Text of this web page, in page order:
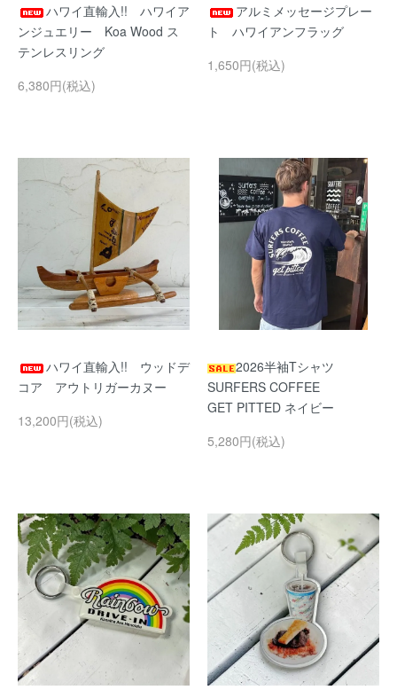
ハワイ直輸入!! ハワイア
ンジュエリー Koa Wood ス
テンレスリング
6,380円(税込)
アルミメッセージプレー
ト ハワイアンフラッグ
1,650円(税込)
ハワイ直輸入!! ウッドデ
コア アウトリガーカヌー
13,200円(税込)
2026半袖Tシャツ
SURFERS COFFEE
GET PITTED ネイビー
5,280円(税込)